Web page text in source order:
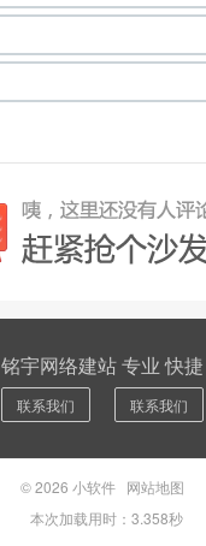
铭宇网络建站 专业 快捷
联系我们 联系我们
© 2026 小软件 网站地图
本次加载用时：3.358秒